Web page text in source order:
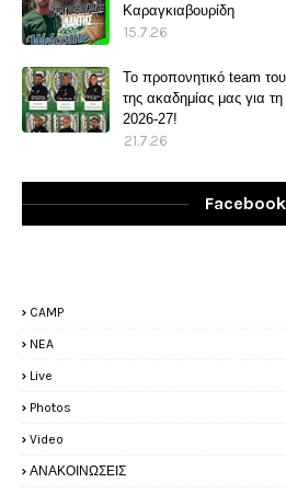
Καραγκιαβουρίδη
15.7.26
Το προπονητικό team
της ακαδημίας μας για
2026-27!
21.7.26
Facebook
CAMP
NEA
Live
Photos
Video
ΑΝΑΚΟΙΝΩΣΕΙΣ